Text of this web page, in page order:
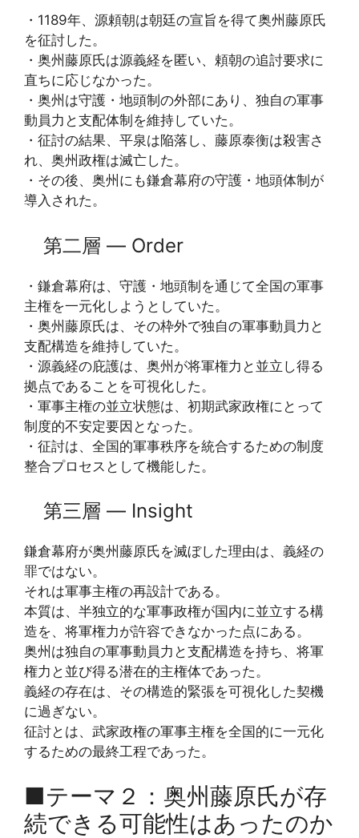
・1189年、源頼朝は朝廷の宣旨を得て奥州藤原氏
を征討した。
・奥州藤原氏は源義経を匿い、頼朝の追討要求に
直ちに応じなかった。
・奥州は守護・地頭制の外部にあり、独自の軍事
動員力と支配体制を維持していた。
・征討の結果、平泉は陥落し、藤原泰衡は殺害さ
れ、奥州政権は滅亡した。
・その後、奥州にも鎌倉幕府の守護・地頭体制が
導入された。
第二層 ― Order
・鎌倉幕府は、守護・地頭制を通じて全国の軍事
主権を一元化しようとしていた。
・奥州藤原氏は、その枠外で独自の軍事動員力と
支配構造を維持していた。
・源義経の庇護は、奥州が将軍権力と並立し得る
拠点であることを可視化した。
・軍事主権の並立状態は、初期武家政権にとって
制度的不安定要因となった。
・征討は、全国的軍事秩序を統合するための制度
整合プロセスとして機能した。
第三層 ― Insight
鎌倉幕府が奥州藤原氏を滅ぼした理由は、義経の
罪ではない。
それは軍事主権の再設計である。
本質は、半独立的な軍事政権が国内に並立する構
造を、将軍権力が許容できなかった点にある。
奥州は独自の軍事動員力と支配構造を持ち、将軍
権力と並び得る潜在的主権体であった。
義経の存在は、その構造的緊張を可視化した契機
に過ぎない。
征討とは、武家政権の軍事主権を全国的に一元化
するための最終工程であった。
■テーマ２：奥州藤原氏が存
続できる可能性はあったのか